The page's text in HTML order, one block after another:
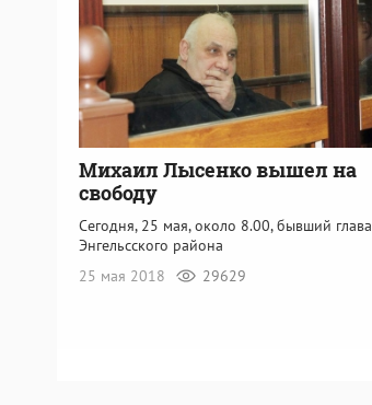
Михаил Лысенко вышел на
свободу
Сегодня, 25 мая, около 8.00, бывший глава
Энгельсского района
25 мая 2018
29629